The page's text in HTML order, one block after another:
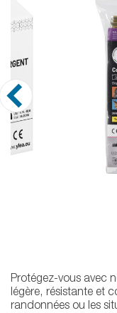
Protégez-vous avec
légère, résistante et
randonnées ou les